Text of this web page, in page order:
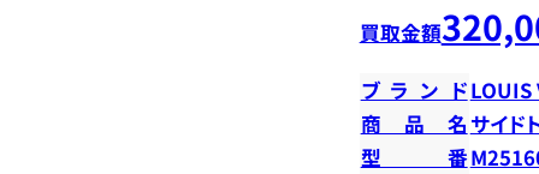
買取金額
ブランドLOUIS
商品名 サイド
型番